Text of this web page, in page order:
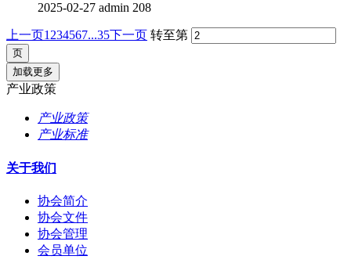
2025-02-27 admin 208
上一页1 234567...35下一页 转至第
加载更多
产业政策
产业政策
产业标准
关于我们
协会简介
协会文件
协会管理
会员单位